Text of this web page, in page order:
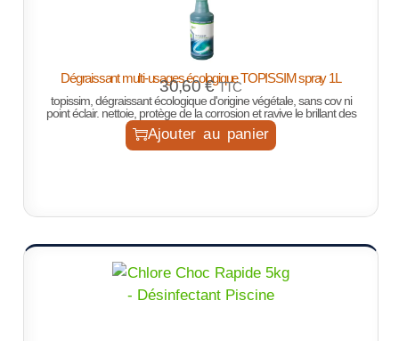
Dégraissant multi-usages écologique TOPISSIM spray 1L
30,60€ TTC
topissim, dégraissant écologique d'origine végétale, sans cov ni
point éclair. nettoie, protège de la corrosion et ravive le brillant des
Ajouter au panier